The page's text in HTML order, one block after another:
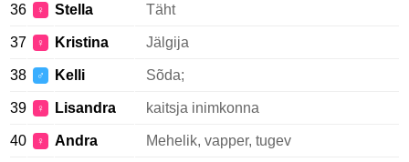
36 ♀ Stella Täht
37 ♀ Kristina Jälgija
38 ♂ Kelli Sõda;
39 ♀ Lisandra kaitsja inimkonna
40 ♀ Andra Mehelik, vapper, tugev